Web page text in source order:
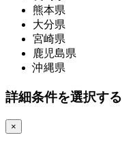
熊本県
大分県
宮崎県
鹿児島県
沖縄県
詳細条件を選択する
×